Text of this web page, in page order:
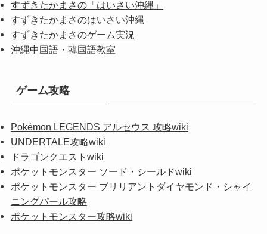
すずきたかまさの「はいさい沖縄」
すずきたかまさのはいさい沖縄
すずきたかまさのゲーム実況
沖縄中国語・韓国語教室
ゲーム攻略
Pokémon LEGENDS アルセウス 攻略wiki
UNDERTALE攻略wiki
ドラゴンクエストwiki
ポケットモンスター ソード・シールドwiki
ポケットモンスター ブリリアントダイヤモンド・シャイ
ニングパール攻略
ポケットモンスター攻略wiki